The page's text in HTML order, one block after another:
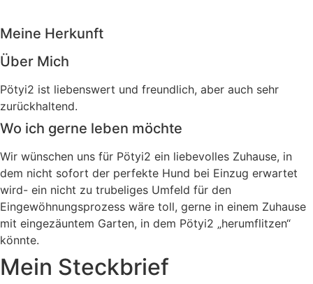
Meine Herkunft
Über Mich
Pötyi2 ist liebenswert und freundlich, aber auch sehr
zurückhaltend.
Wo ich gerne leben möchte
Wir wünschen uns für Pötyi2 ein liebevolles Zuhause, in
dem nicht sofort der perfekte Hund bei Einzug erwartet
wird- ein nicht zu trubeliges Umfeld für den
Eingewöhnungsprozess wäre toll, gerne in einem Zuhause
mit eingezäuntem Garten, in dem Pötyi2 „herumflitzen“
könnte.
Mein Steckbrief